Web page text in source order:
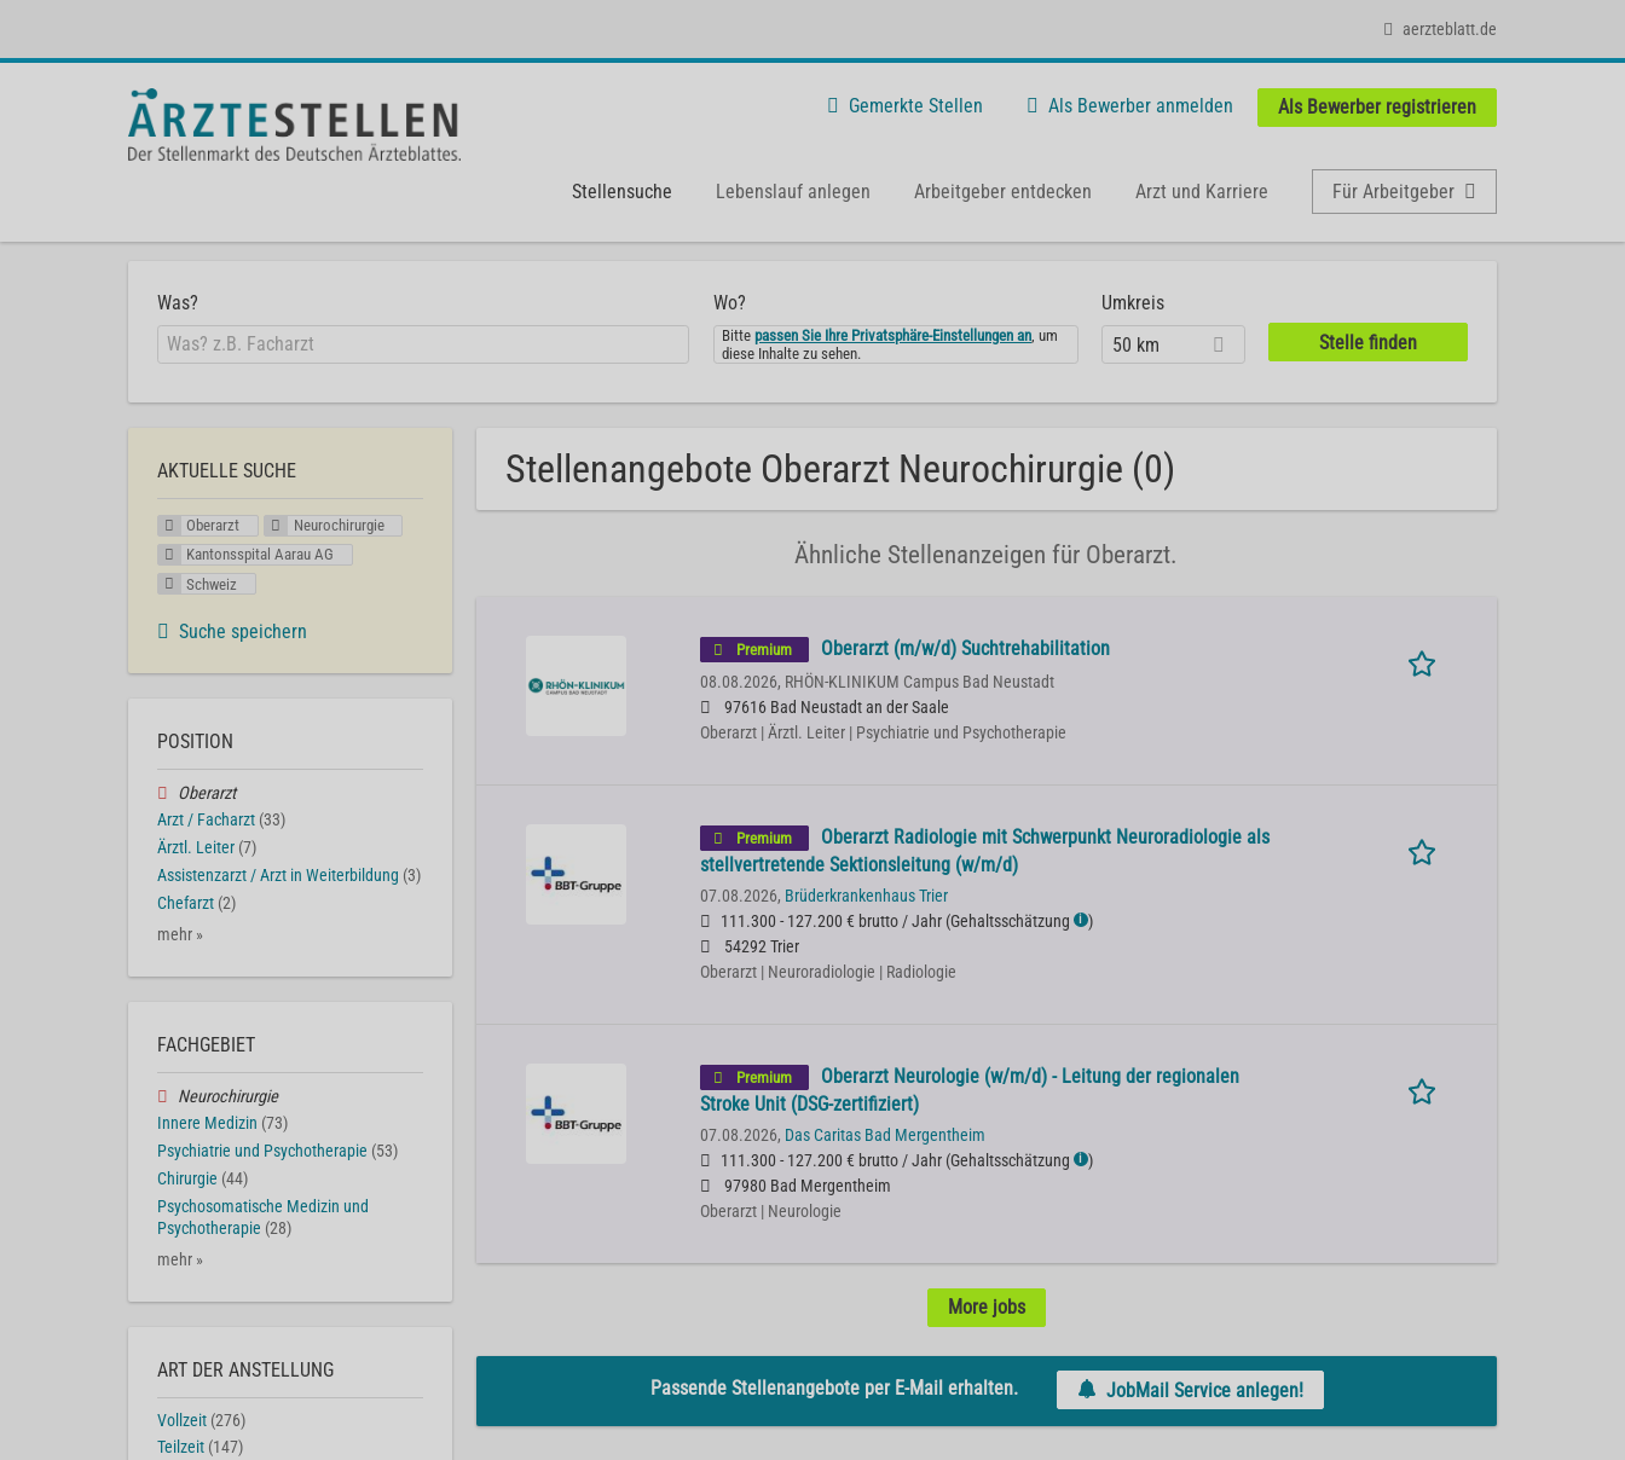
aerzteblatt.de
Gemerkte Stellen Als Bewerber anmelden Als Bewerber registrieren
Stellensuche Lebenslauf anlegen Arbeitgeber entdecken Arzt und Karriere Für Arbeitgeber
Was? Wo?
Bittepassen Sie Ihre Privatsphäre-Einstellungen an, um
diese Inhalte zu sehen.
Umkreis
50 km
Stellenangebote Oberarzt Neurochirurgie (0)
Ähnliche Stellenanzeigen für Oberarzt.
Premium Oberarzt (m/w/d) Suchtrehabilitation
08.08.2026, RHÖN-KLINIKUM Campus Bad Neustadt
97616 Bad Neustadt an der Saale
Oberarzt | Ärztl. Leiter | Psychiatrie und Psychotherapie
Premium
Oberarzt Radiologie mit Schwerpunkt Neuroradiologie als
stellvertretende Sektionsleitung (w/m/d)
07.08.2026, Brüderkrankenhaus Trier
111.300 - 127.200 € brutto / Jahr (Gehaltsschätzung ℹ )
54292 Trier
Oberarzt | Neuroradiologie | Radiologie
Premium
Oberarzt Neurologie (w/m/d) - Leitung der regionalen
Stroke Unit (DSG-zertifiziert)
07.08.2026, Das Caritas Bad Mergentheim
111.300 - 127.200 € brutto / Jahr (Gehaltsschätzung ℹ )
97980 Bad Mergentheim
Oberarzt | Neurologie
More jobs
Passende Stellenangebote per E-Mail erhalten. JobMail Service anlegen!
AKTUELLE SUCHE
Oberarzt
Neurochirurgie
Kantonsspital Aarau AG
Schweiz
Suche speichern
POSITION
Oberarzt
Arzt / Facharzt (33)
Ärztl. Leiter (7)
Assistenzarzt / Arzt in Weiterbildung (3)
Chefarzt (2)
mehr »
FACHGEBIET
Neurochirurgie
Innere Medizin (73)
Psychiatrie und Psychotherapie (53)
Chirurgie (44)
Psychosomatische Medizin und
Psychotherapie (28)
mehr »
ART DER ANSTELLUNG
Vollzeit (276)
Teilzeit (147)